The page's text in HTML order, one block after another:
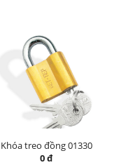
Khóa treo đồng 01330
0 đ